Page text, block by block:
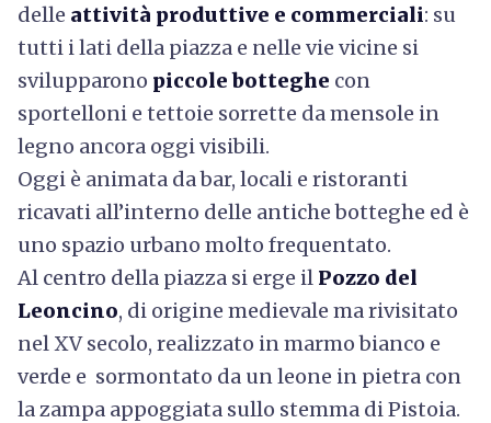
delle attività produttive e commerciali: su
tutti i lati della piazza e nelle vie vicine si
svilupparono piccole botteghe con
sportelloni e tettoie sorrette da mensole in
legno ancora oggi visibili.
Oggi è animata da bar, locali e ristoranti
ricavati all’interno delle antiche botteghe ed è
uno spazio urbano molto frequentato.
Al centro della piazza si erge il Pozzo del
Leoncino, di origine medievale ma rivisitato
nel XV secolo, realizzato in marmo bianco e
verde e sormontato da un leone in pietra con
la zampa appoggiata sullo stemma di Pistoia.